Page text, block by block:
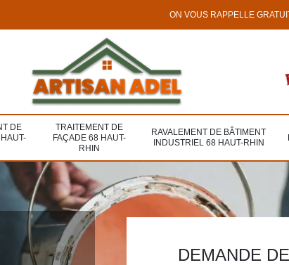
ON VOUS RAPPELLE
DE
TRAITEMENT DE
FAÇADE 68 HAUT-
RHIN
RAVALEMENT DE BÂTIMENT
INDUSTRIEL 68 HAUT-RHIN
DEMANDE